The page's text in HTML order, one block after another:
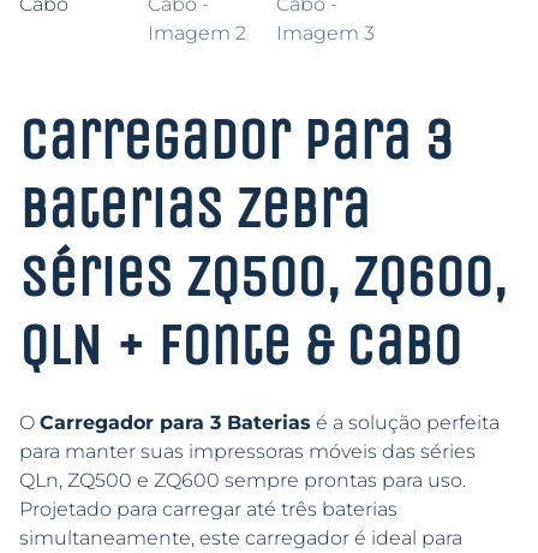
Carregador Para 3
Baterias Zebra
Séries ZQ500, ZQ600,
QLN + Fonte & Cabo
O Carregador para 3 Baterias é a solução perfeita
para manter suas impressoras móveis das séries
QLn, ZQ500 e ZQ600 sempre prontas para uso.
Projetado para carregar até três baterias
simultaneamente, este carregador é ideal para